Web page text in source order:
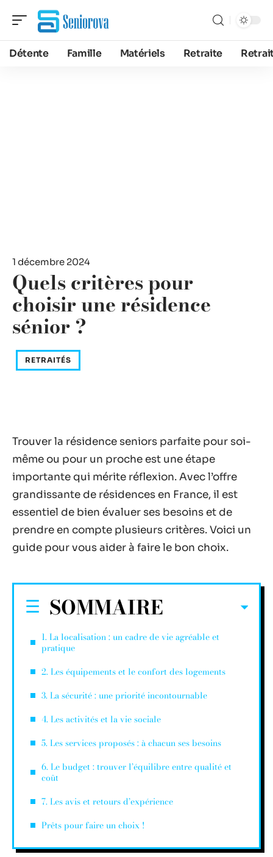
Détente Famille Matériels Retraite
1 décembre 2024
Quels critères pour
choisir une résidence
sénior ?
RETRAITÉS
Trouver la résidence seniors parfaite pour soi-
même ou pour un proche est une étape
importante qui mérite réflexion. Avec l’offre
grandissante de résidences en France, il est
essentiel de bien évaluer ses besoins et de
prendre en compte plusieurs critères. Voici un
guide pour vous aider à faire le bon choix.
SOMMAIRE
1. La localisation : un cadre de vie agréable et
pratique
2. Les équipements et le confort des logements
3. La sécurité : une priorité incontournable
4. Les activités et la vie sociale
5. Les services proposés : à chacun ses besoins
6. Le budget : trouver l’équilibre entre qualité et
coût
7. Les avis et retours d’expérience
Prêts pour faire un choix !